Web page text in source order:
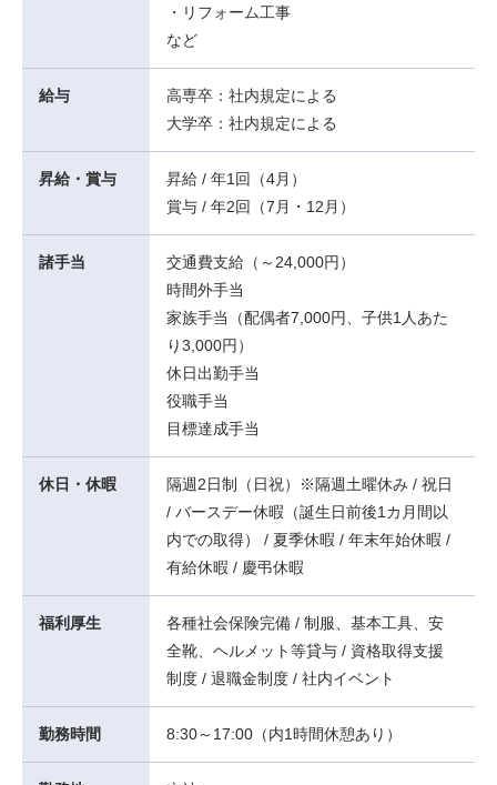
・リフォーム工事
など
給与
高専卒：社内規定による
大学卒：社内規定による
昇給・賞与
昇給 / 年1回（4月）
賞与 / 年2回（7月・12月）
諸手当
交通費支給（～24,000円）
時間外手当
家族手当（配偶者7,000円、子供1人あた
り3,000円）
休日出勤手当
役職手当
目標達成手当
休日・休暇
隔週2日制（日祝）※隔週土曜休み / 祝日
/ バースデー休暇（誕生日前後1カ月間以
内での取得） / 夏季休暇 / 年末年始休暇 /
有給休暇 / 慶弔休暇
福利厚生
各種社会保険完備 / 制服、基本工具、安
全靴、ヘルメット等貸与 / 資格取得支援
制度 / 退職金制度 / 社内イベント
勤務時間 8:30～17:00（内1時間休憩あり）